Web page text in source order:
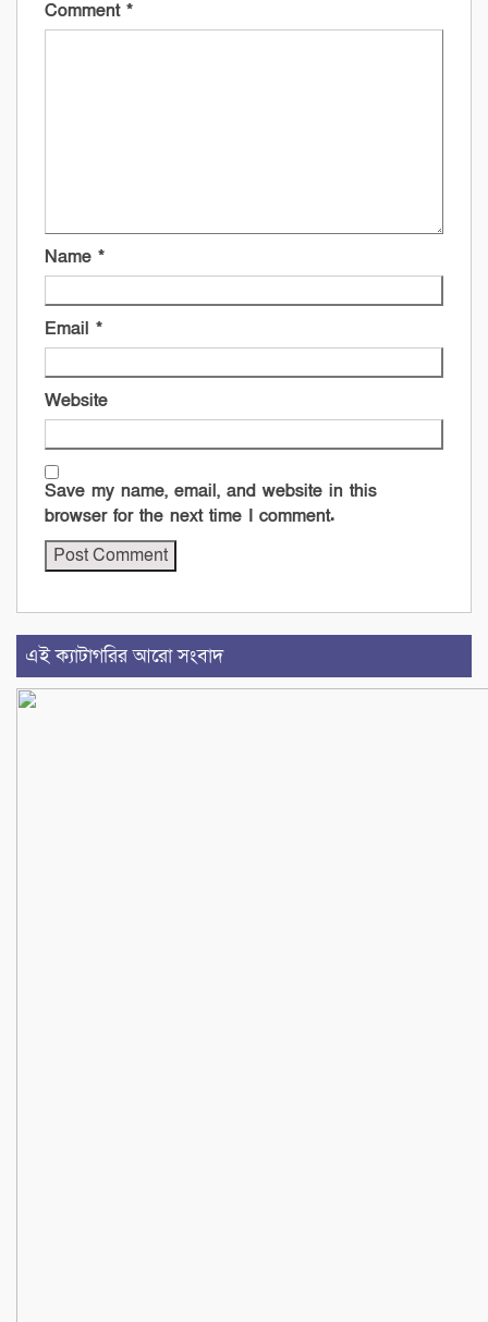
Comment *
Name *
Email *
Website
Save my name, email, and website in this
browser for the next time I comment.
এই ক্যাটাগরির আরো সংবাদ